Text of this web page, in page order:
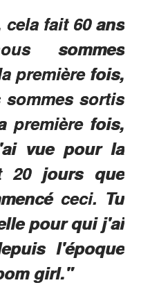
cela fait 60 ans
sommes
première fois,
sortis
première fois,
vue pour la
20 jours que
ceci. Tu
pour qui j'ai
l'époque
girl."